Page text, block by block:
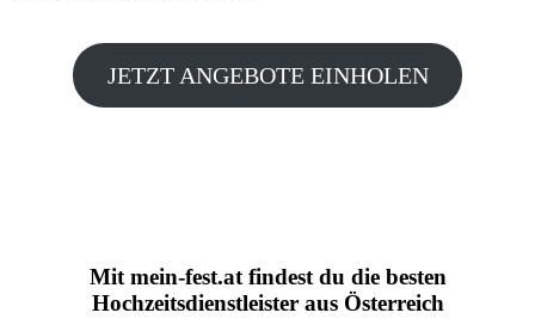
JETZT ANGEBOTE EINHOLEN
Mit mein-fest.atfindest du die besten
Hochzeitsdienstleister aus Österreich